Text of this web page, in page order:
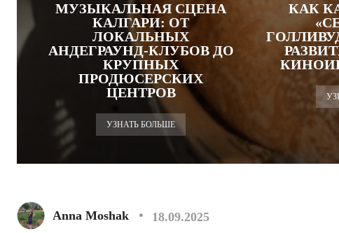
МУЗЫКАЛЬНАЯ СЦЕНА
КАЛГАРИ: ОТ
ЛОКАЛЬНЫХ
АНДЕГРАУНД-КЛУБОВ ДО
КРУПНЫХ
ПРОДЮСЕРСКИХ
ЦЕНТРОВ
УЗНАТЬ БОЛЬШЕ
КАК
Anna Moshak 18.09.2025